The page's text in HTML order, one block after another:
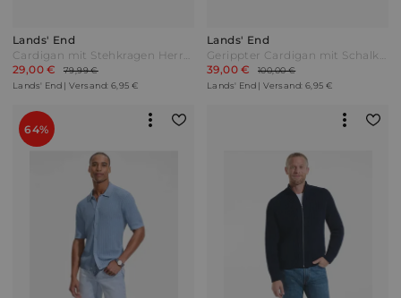
Lands' End
Cardigan mit Stehkragen Herren Blau by Lands' End
29,00 €
79,99 €
Lands' End | Versand: 6,95 €
Lands' End
Gerippter Cardigan mit Schalkragen DRIFTER Herren Weiß by Lands' End
39,00 €
100,00 €
Lands' End | Versand: 6,95 €
64%